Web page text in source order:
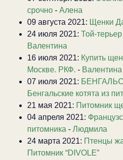
срочно - Алена
09 августа 2021: Щенки
24 июля 2021: Той-
Валентина
16 июля 2021: Купить
Москве. РКФ. - Валентина
07 июля 2021:
Бенгальские котята из
21 мая 2021: Питомник
04 апреля 2021:
питомника - Людмила
24 марта 2021: Птенцы
Питомник “DIVOLE”